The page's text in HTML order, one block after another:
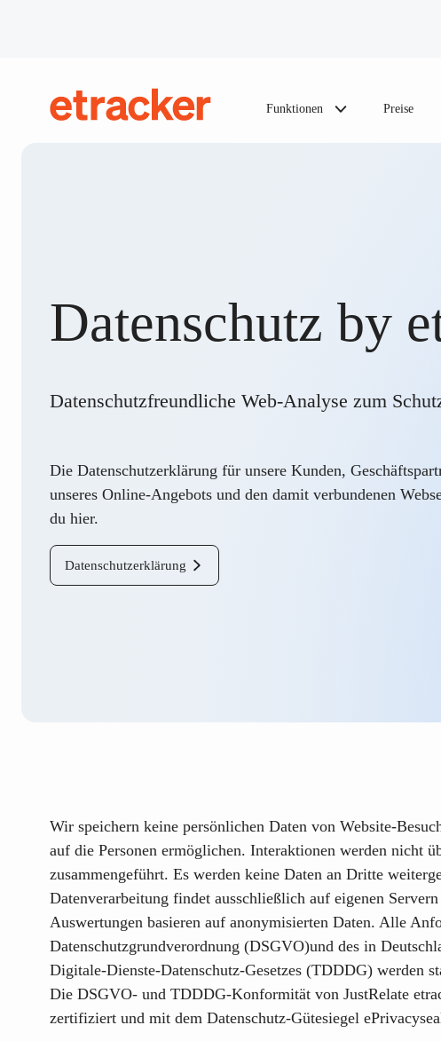
Funktionen Preise
Datenschutz by
Datenschutzfreundliche Web-Analyse zum
Die Datenschutzerklärung für unsere Kunden,
unseres Online-Angebots und den damit verbundenen
du hier.
Datenschutzerklärung
Wir speichern keine persönlichen Daten von Website-
auf die Personen ermöglichen. Interaktionen werden nicht
zusammengeführt. Es werden keine Daten an Dritte
Datenverarbeitung findet ausschließlich auf eigenen
Auswertungen basieren auf anonymisierten Daten. Alle
Datenschutzgrundverordnung (DSGVO)und des in
Digitale-Dienste-Datenschutz-Gesetzes (TDDDG) werden
Die DSGVO- und TDDDG-Konformität von JustRelate
zertifiziert und mit dem Datenschutz-Gütesiegel